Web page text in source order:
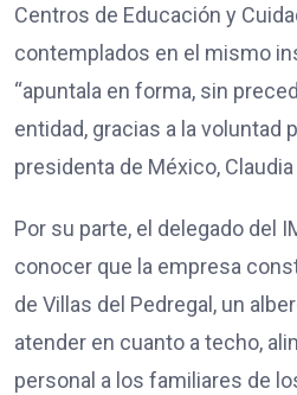
Centros de Educación y
contemplados en el mismo
“apuntala en forma, sin
entidad, gracias a la voluntad
presidenta de México, Claudia
Por su parte, el delegado del
conocer que la empresa
de Villas del Pedregal, un
atender en cuanto a techo,
personal a los familiares de